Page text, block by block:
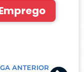
ANTERIOR